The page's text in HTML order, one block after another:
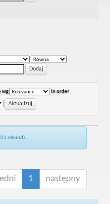
wg In order
sekund).
1 następny